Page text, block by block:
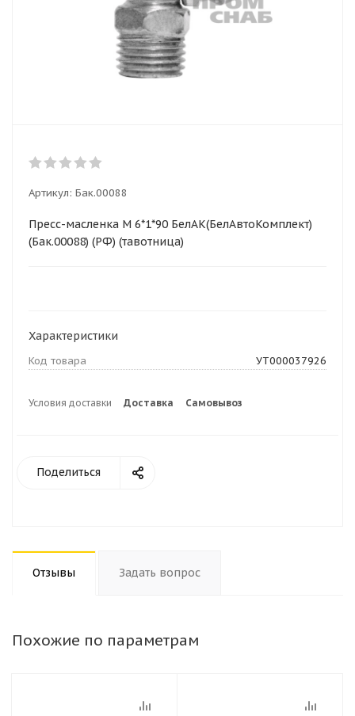
Артикул: Бак.00088
Пресс-масленка М 6*1*90 БелАК(БелАвтоКомплект)
(Бак.00088) (РФ) (тавотница)
Характеристики
Код товара УТ000037926
Условия доставки Доставка Самовывоз
Поделиться
Отзывы Задать вопрос
Похожие по параметрам